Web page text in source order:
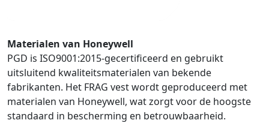
Materialen van Honeywell
PGD is ISO9001:2015-gecertificeerd en gebruikt
uitsluitend kwaliteitsmaterialen van bekende
fabrikanten. Het FRAG vest wordt geproduceerd met
materialen van Honeywell, wat zorgt voor de hoogste
standaard in bescherming en betrouwbaarheid.